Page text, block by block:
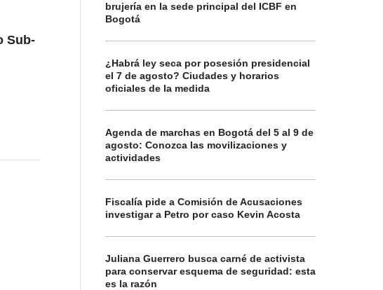
Sub-
brujería en la sede principal del ICBF en
Bogotá
¿Habrá ley seca por posesión presidencial
el 7 de agosto? Ciudades y horarios
oficiales de la medida
Agenda de marchas en Bogotá del 5 al 9 de
agosto: Conozca las movilizaciones y
actividades
Fiscalía pide a Comisión de Acusaciones
investigar a Petro por caso Kevin Acosta
Juliana Guerrero busca carné de activista
para conservar esquema de seguridad: esta
es la razón